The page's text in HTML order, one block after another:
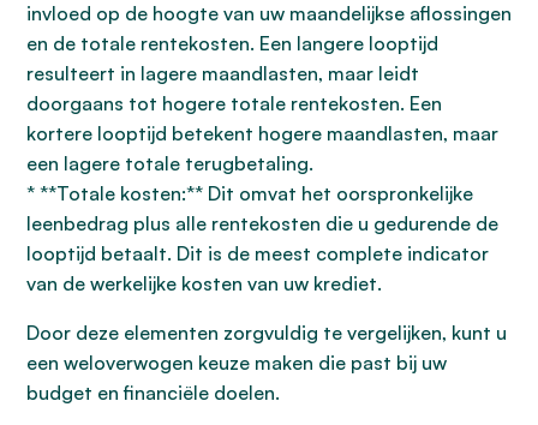
invloed op de hoogte van uw maandelijkse aflossingen
en de totale rentekosten. Een langere looptijd
resulteert in lagere maandlasten, maar leidt
doorgaans tot hogere totale rentekosten. Een
kortere looptijd betekent hogere maandlasten, maar
een lagere totale terugbetaling.
* **Totale kosten:** Dit omvat het oorspronkelijke
leenbedrag plus alle rentekosten die u gedurende de
looptijd betaalt. Dit is de meest complete indicator
van de werkelijke kosten van uw krediet.
Door deze elementen zorgvuldig te vergelijken, kunt u
een weloverwogen keuze maken die past bij uw
budget en financiële doelen.